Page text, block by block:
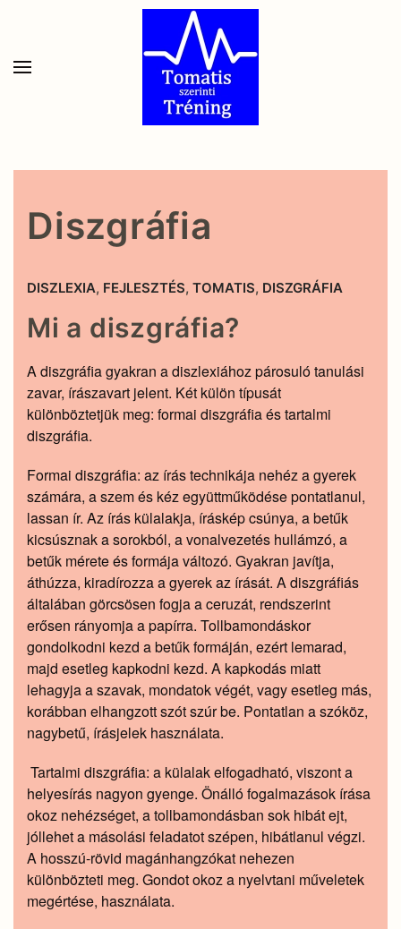
Skip to main content
Diszgráfia
DISZLEXIA, FEJLESZTÉS, TOMATIS, DISZGRÁFIA
Mi a diszgráfia?
A diszgráfia gyakran a diszlexiához párosuló tanulási
zavar, írászavart jelent. Két külön típusát
különböztetjük meg: formai diszgráfia és tartalmi
diszgráfia.
Formai diszgráfia: az írás technikája nehéz a gyerek
számára, a szem és kéz együttműködése pontatlanul,
lassan ír. Az írás külalakja, íráskép csúnya, a betűk
kicsúsznak a sorokból, a vonalvezetés hullámzó, a
betűk mérete és formája változó. Gyakran javítja,
áthúzza, kiradírozza a gyerek az írását. A diszgráfiás
általában görcsösen fogja a ceruzát, rendszerint
erősen rányomja a papírra. Tollbamondáskor
gondolkodni kezd a betűk formáján, ezért lemarad,
majd esetleg kapkodni kezd. A kapkodás miatt
lehagyja a szavak, mondatok végét, vagy esetleg más,
korábban elhangzott szót szúr be. Pontatlan a szóköz,
nagybetű, írásjelek használata.
Tartalmi diszgráfia: a külalak elfogadható, viszont a
helyesírás nagyon gyenge. Önálló fogalmazások írása
okoz nehézséget, a tollbamondásban sok hibát ejt,
jóllehet a másolási feladatot szépen, hibátlanul végzi.
A hosszú-rövid magánhangzókat nehezen
különbözteti meg. Gondot okoz a nyelvtani műveletek
megértése, használata.